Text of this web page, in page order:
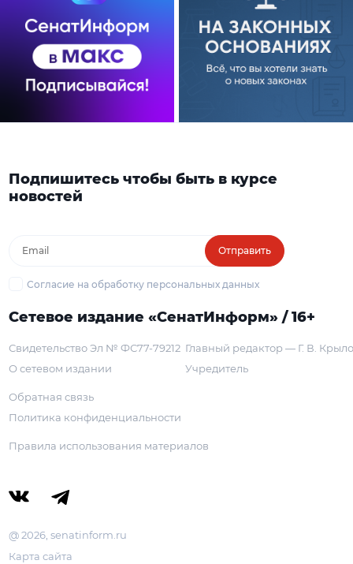
Подпишитесь чтобы быть в курсе
новостей
Отправить
Согласие на обработку персональных данных
Сетевое издание «СенатИнформ» / 16+
Свидетельство Эл № ФС77-79212
О сетевом издании
Главный редактор — Г. В.
Учредитель
Обратная связь
Политика конфиденциальности
Правила использования материалов
@ 2026, senatinform.ru
Карта сайта